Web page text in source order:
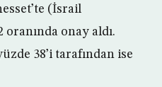
(İsrail
onay aldı.
38’i tarafından ise